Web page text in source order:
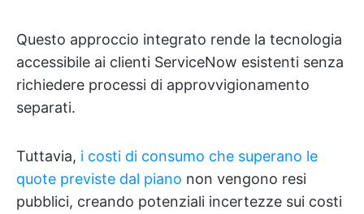
Questo approccio integrato rende la tecnologia
accessibile ai clienti ServiceNow esistenti senza
richiedere processi di approvvigionamento
separati.
Tuttavia, i costi di consumo che superano le
quote previste dal piano non vengono resi
pubblici, creando potenziali incertezze sui costi